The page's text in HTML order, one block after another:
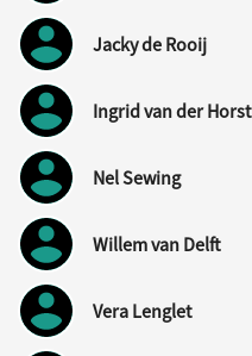
Jacky de Rooij
Ingrid van der Horst
Nel Sewing
Willem van Delft
Vera Lenglet